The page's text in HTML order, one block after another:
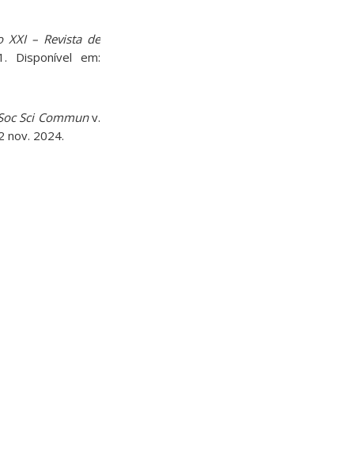
XXI – Revista de
Disponível em:
Sci Communv.
nov. 2024.